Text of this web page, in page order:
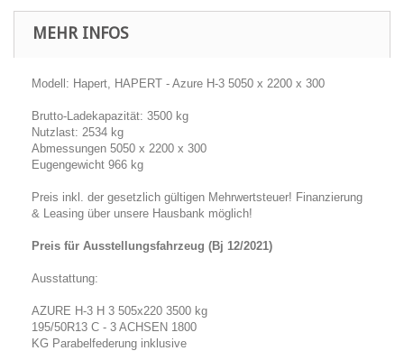
MEHR INFOS
Modell: Hapert, HAPERT - Azure H-3 5050 x 2200 x 300
Brutto-Ladekapazität: 3500 kg
Nutzlast: 2534 kg
Abmessungen 5050 x 2200 x 300
Eugengewicht 966 kg
Preis inkl. der gesetzlich gültigen Mehrwertsteuer! Finanzierung
& Leasing über unsere Hausbank möglich!
Preis für Ausstellungsfahrzeug (Bj 12/2021)
Ausstattung:
AZURE H-3 H 3 505x220 3500 kg
195/50R13 C - 3 ACHSEN 1800
KG Parabelfederung inklusive